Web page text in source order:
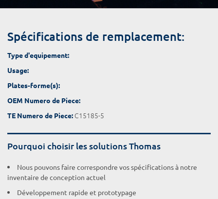
Spécifications de remplacement:
Type d'equipement:
Usage:
Plates-forme(s):
OEM Numero de Piece:
TE Numero de Piece: C15185-5
Pourquoi choisir les solutions Thomas
Nous pouvons faire correspondre vos spécifications à notre
inventaire de conception actuel
Développement rapide et prototypage